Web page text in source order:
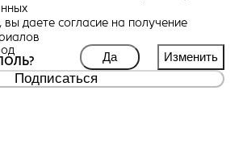
вы даете согласие на получение
Да Изменить
Подписаться